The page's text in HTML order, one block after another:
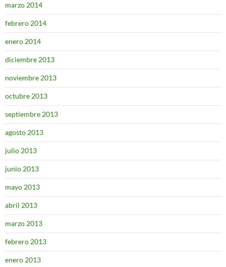
marzo 2014
febrero 2014
enero 2014
diciembre 2013
noviembre 2013
octubre 2013
septiembre 2013
agosto 2013
julio 2013
junio 2013
mayo 2013
abril 2013
marzo 2013
febrero 2013
enero 2013